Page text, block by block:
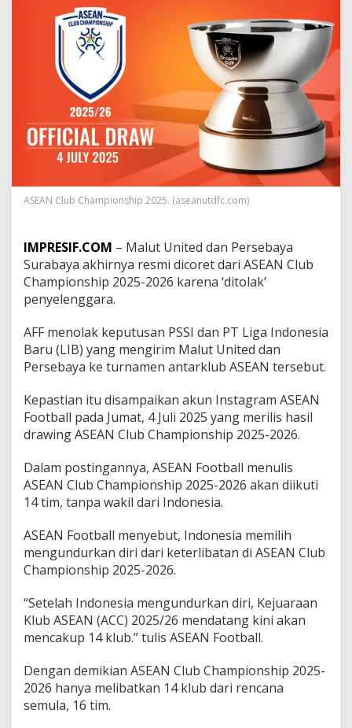
r
s
e
b
a
R
m
i
D
i
r
e
t
d
r
A
A
N
C
b
C
h
m
p
i
o
s
h
ASEAN Club Championship 2025. (aseanutdfc.com)
IMPRESIF.COM – Malut United dan Persebaya
Surabaya akhirnya resmi dicoret dari ASEAN Club
Championship 2025-2026 karena ‘ditolak’
penyelenggara.
AFF menolak keputusan PSSI dan PT Liga Indonesia
Baru (LIB) yang mengirim Malut United dan
Persebaya ke turnamen antarklub ASEAN tersebut.
Kepastian itu disampaikan akun Instagram ASEAN
Football pada Jumat, 4 Juli 2025 yang merilis hasil
drawing ASEAN Club Championship 2025-2026.
Dalam postingannya, ASEAN Football menulis
ASEAN Club Championship 2025-2026 akan diikuti
14 tim, tanpa wakil dari Indonesia.
ASEAN Football menyebut, Indonesia memilih
mengundurkan diri dari keterlibatan di ASEAN Club
Championship 2025-2026.
“Setelah Indonesia mengundurkan diri, Kejuaraan
Klub ASEAN (ACC) 2025/26 mendatang kini akan
mencakup 14 klub.” tulis ASEAN Football.
Dengan demikian ASEAN Club Championship 2025-
2026 hanya melibatkan 14 klub dari rencana
semula, 16 tim.